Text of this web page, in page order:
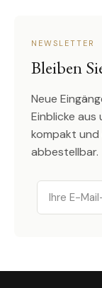
NEWSLETTER
Bleiben
Neue
Einblicke
kompakt und
abbestellbar.
Email